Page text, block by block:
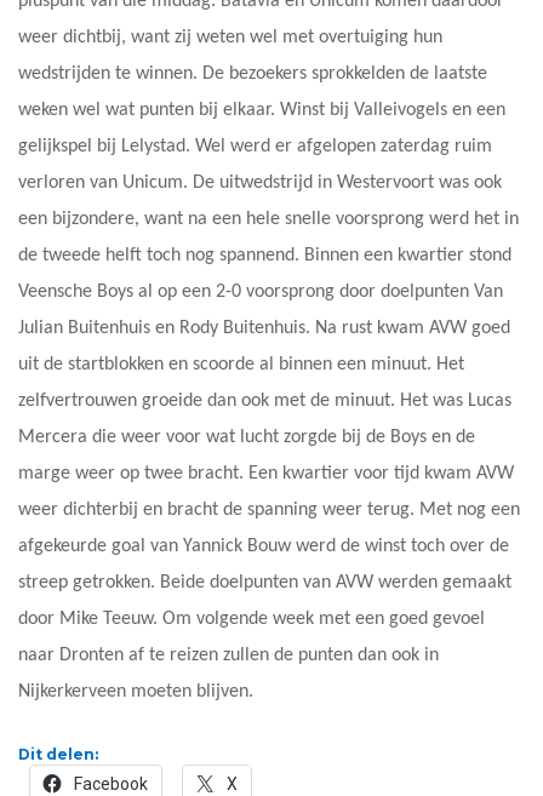
weer dichtbij, want zij weten wel met overtuiging hun
wedstrijden te winnen. De bezoekers sprokkelden de laatste
weken wel wat punten bij elkaar. Winst bij Valleivogels en een
gelijkspel bij Lelystad. Wel werd er afgelopen zaterdag ruim
verloren van Unicum. De uitwedstrijd in Westervoort was ook
een bijzondere, want na een hele snelle voorsprong werd het in
de tweede helft toch nog spannend. Binnen een kwartier stond
Veensche Boys al op een 2-0 voorsprong door doelpunten Van
Julian Buitenhuis en Rody Buitenhuis. Na rust kwam AVW goed
uit de startblokken en scoorde al binnen een minuut. Het
zelfvertrouwen groeide dan ook met de minuut. Het was Lucas
Mercera die weer voor wat lucht zorgde bij de Boys en de
marge weer op twee bracht. Een kwartier voor tijd kwam AVW
weer dichterbij en bracht de spanning weer terug. Met nog een
afgekeurde goal van Yannick Bouw werd de winst toch over de
streep getrokken. Beide doelpunten van AVW werden gemaakt
door Mike Teeuw. Om volgende week met een goed gevoel
naar Dronten af te reizen zullen de punten dan ook in
Nijkerkerveen moeten blijven.
Dit delen:
Facebook X